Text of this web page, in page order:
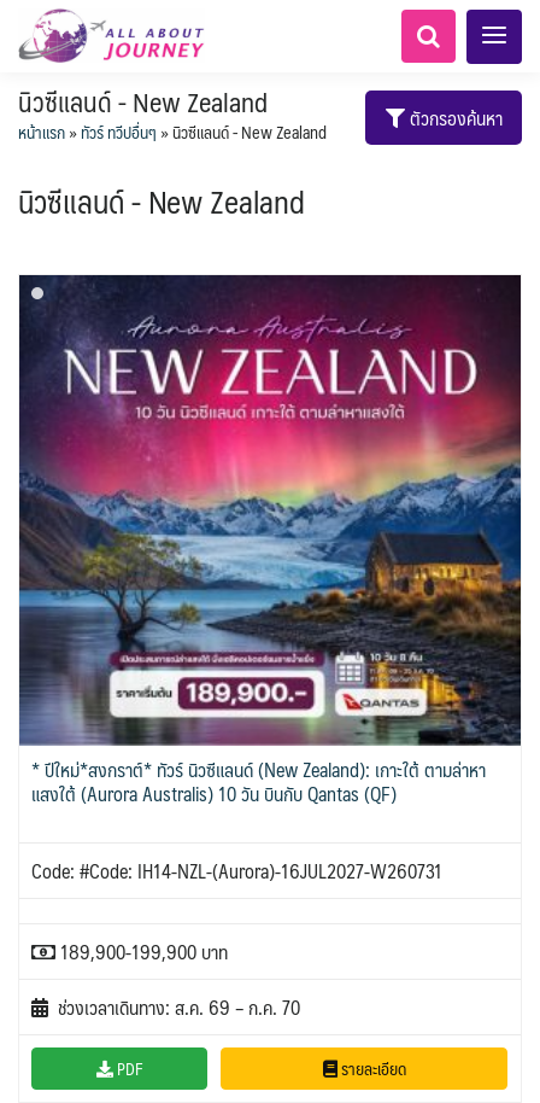
เอเชียกลาง 6 LKA ศรีลังกา 0
AFG อัฟกานิสถาน
LKA ศรีลังกา + BGD บังคลา
BTN ภูฏาน 2
BRN บรูไน 0
KHM กัมพูชา 0 จีน 282
HKG ฮ่องกง - มาเก๊า 10 IND อินเดีย 21
IDN อินโดนีเซีย 3 IRN อิหร่าน 0
IRQ อิรัก 0 ISR อิสราเอล
JPN ญี่ปุ่น 71 JOR จอร์แดน 4
KAZ คาซัคสถาน 19 KGZ คีร์กีซสถาน 4
KORS เกาหลีใต้ 2 LAO ลาว 0
LBN เลบานอน MYS มาเลเซีย 0
MDV มัลดีฟส์ 0 MNG มองโกเลีย 2
MMR เมียนมาร์ 5 NPL เนปาล
PHL ฟิลิปปินส์ 1 SAU ซาอุดิอาระเบีย
SGP สิงคโปร์
TJK ทาจิกิสถาน
ARE ดูไบ, UAE 0
ตะวันออกกลาง 0 YEM เยเมน 0
VNM เวียดนาม 35
MNE มอนเตเนโกร 1 แอลเบเนีย - Albania 0
Balkan บอลข่าน
สวิตเซอร์แลนด์ เยอรมนี
ฝรั่งเศส
ล่าแสงเหนือ-ใต้ 11 Baltic บอลติก 4
ยุโรปตะวันออก ยุโรปราคาถูก 1
ออสเตรีย - Austria 3
AZE อาเซอร์ไบจาน 2 BIH บอสเนีย & เฮอร์เซโกวีนา
1
BLR เบลารุส 0 BEL เบลเยี่ยม 0
HRV โครเอเชีย 3 CYP ไซปรัส 0
CZE เช็ก 0
DNK เดนมาร์ก 2 FIN ฟินแลนด์ 3
FRA ฝรั่งเศส 1 FRO หมู่เกาะแฟโร 2
GEO จอร์เจีย 10
DEU เยอรมนี GRC กรีซ
ITA อิตาลี MDA มอลโดวา
NLD เนเธอร์แลนด์ 0
POL โปแลนด์
ESP สเปน
อเมริกาใต้ อเมริกากลาง 1
ARG อาร์เจนตินา
CAN แคนาดา 3 CUB คิวบา 0
CHL ชิลี 3
ECU เอกวาดอร์ PER เปรู 2
USA สหรัฐอเมริกา บราซิล เปรู 3
เม็กซิโก คิวบา 1 อเมริกา แคนาดา 1
ทัวร์ ล่องเรือสำราญยุโรป 5 ทัวร์ ล่องเรือสำราญอลาสก้า
1
ทัวร์ ล่องเรือสำราญอเมริกา ทัวร์ ล่องเรือสำราญเอเชีย
ทัวร์ ล่องเรือสำราญประเท
ศอื่นๆ
5
ไมโครนีเซีย - Micronesia 1 ขั้วโลกใต้ 2
ขั้วโลกเหนือ 3 นิวซีแลนด์ - New Zealand
11
เกาะโบราโบร่า - Bora Bora ตูนีเซีย - Tunisia 1
แอฟริกาใต้ - South Africa
โมร็อคโค - Morocco 6 แทนซาเนีย - Tanzania 2
เคนย่า - Kenya 2 นามิเบีย - Namibia 1
แอลจีเรีย - Algeria 0
ออสเตรเลีย - Australia 18 ทัวร์ อันซีน ประเทศแปลก 32
ลิเบีย - Libya 1 บราซิล - Brazil 0
เอธิโอเปีย - Ethiopia 0 อียิปต์ - Egypt 10
ล่องเรือดินเนอร์ วันวาเลนไทน์ ล่องเรือดินเนอร์วันลอยกระทง
18
ล่องเรือดินเนอร์วันปีใหม่ 19 เรือรอบกลางวัน กทม.
ล่องเรือดินเนอร์แม่น้ำ
าพระยา
ล่องเรือโปรแกรมอยุธยา 9
ล่องเรือ รอบ Sunset 14
ล่องเรือเหมาลำ / เหมาชั้น /
อยอร์ช / Speed Boat ส่วนตัวทั่ว
เรือยอร์ช / Speed Boat ฯลฯ
บ Join ทั่วประเทศ
72
ตั๋วสวนสนุก 0 บุฟเฟต์โรงแรม/ร้านอาหาร
บุฟเฟต์ใบหยก 7 ไทยบัสฟู้ดทัวร์
ตั๋วเรือ Hop-on Hop-off 0
โปรแกรมทัวร์ทั่วไทย 0 แต่งชุดไทยถ่ายรูปวัดอรุณฯ
1
พิเศษ! ล่องเรือเทศกาลชมพลุ
ยา
ห้องพักราคาพิเศษ 3
ข่าวที่น่าสนใจ
ความรู้ทั่วไป
สถานที่ท่องเที่ยว
นิวซีแลนด์ - New Zealand
หน้าแรก»ทัวร์ ทวีปอื่นๆ »นิวซีแลนด์ - New Zealand ตัวกรองค้นหา
นิวซีแลนด์ - New Zealand
* ปีใหม่*สงกราต์* ทัวร์ นิวซีแลนด์ (New Zealand): เกาะใต้ ตามล่าหา
แสงใต้ (Aurora Australis) 10 วัน บินกับ Qantas (QF)
Code: #Code: IH14-NZL-(Aurora)-16JUL2027-W260731
189,900-199,900 บาท
ช่วงเวลาเดินทาง: ส.ค. 69 – ก.ค. 70
PDF รายละเอียด